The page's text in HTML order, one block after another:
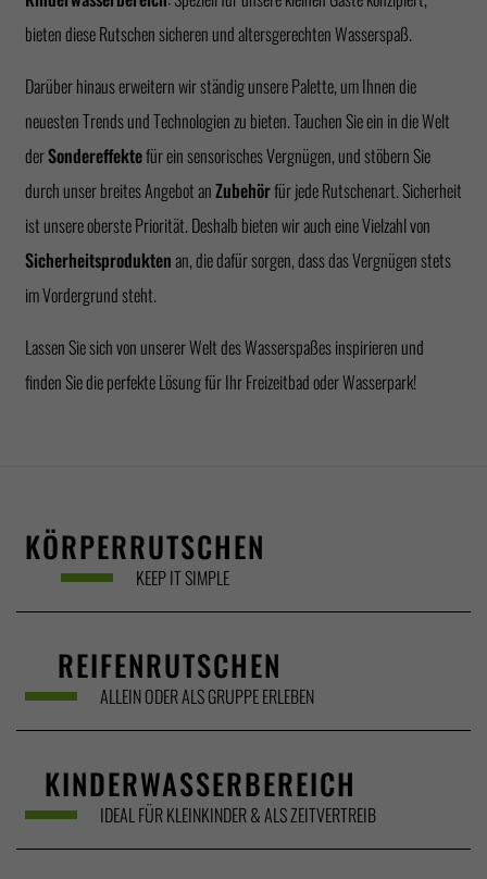
bieten diese Rutschen sicheren und altersgerechten Wasserspaß.
Darüber hinaus erweitern wir ständig unsere Palette, um Ihnen die
neuesten Trends und Technologien zu bieten. Tauchen Sie ein in die Welt
derSondereffektefür ein sensorisches Vergnügen, und stöbern Sie
durch unser breites Angebot anZubehörfür jede Rutschenart. Sicherheit
ist unsere oberste Priorität. Deshalb bieten wir auch eine Vielzahl von
Sicherheitsproduktenan, die dafür sorgen, dass das Vergnügen stets
im Vordergrund steht.
Lassen Sie sich von unserer Welt des Wasserspaßes inspirieren und
finden Sie die perfekte Lösung für Ihr Freizeitbad oder Wasserpark!
KÖRPERRUTSCHEN
KEEP IT SIMPLE
REIFENRUTSCHEN
ALLEIN ODER ALS GRUPPE ERLEBEN
KINDERWASSERBEREICH
IDEAL FÜR KLEINKINDER & ALS ZEITVERTREIB